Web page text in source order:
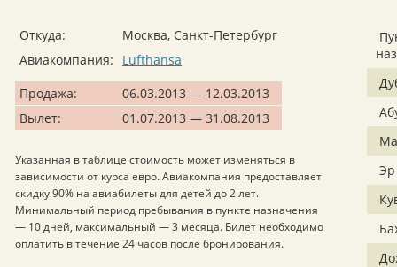
Откуда:
Москва, Санкт-Петербург
Авиакомпания:
Lufthansa
Продажа:
06.03.2013 — 12.03.2013
Вылет:
01.07.2013 — 31.08.2013
Указанная в таблице стоимость может изменяться в
зависимости от курса евро. Авиакомпания предоставляет
скидку 90% на авиабилеты для детей до 2 лет.
Минимальный период пребывания в пункте назначения
— 10 дней, максимальный — 3 месяца. Билет необходимо
оплатить в течение 24 часов после бронирования.